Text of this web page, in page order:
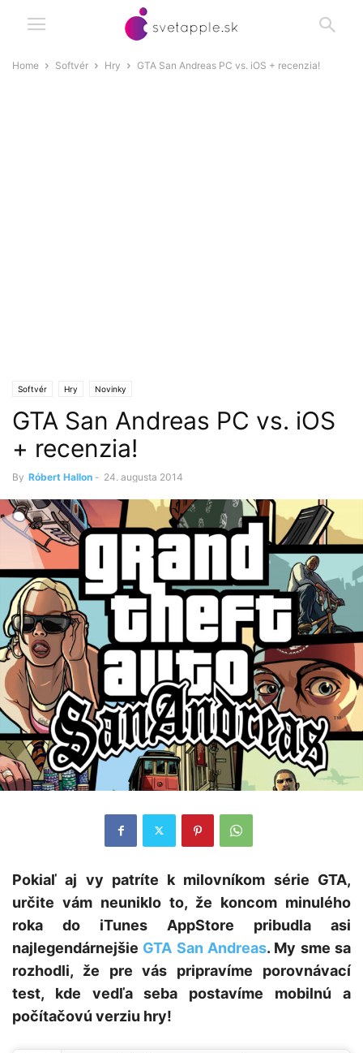
Home Softvér Hry GTA San Andreas PC vs. iOS + recenzia!
Softvér Hry Novinky
GTA San Andreas PC vs. iOS
+ recenzia!
By Róbert Hallon - 24. augusta 2014
Pokiaľ aj vy patríte k milovníkom série GTA,
určite vám neuniklo to, že koncom minulého
roka do iTunes AppStore pribudla asi
najlegendárnejšie GTA San Andreas. My sme sa
rozhodli, že pre vás pripravíme porovnávací
test, kde vedľa seba postavíme mobilnú a
počítačovú verziu hry!